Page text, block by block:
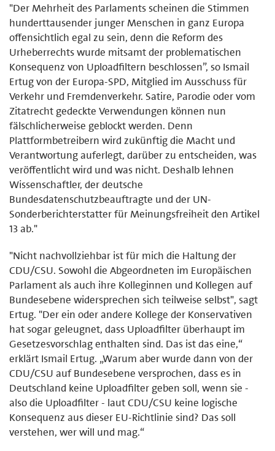
"Der Mehrheit des Parlaments scheinen die Stimmen
hunderttausender junger Menschen in ganz Europa
offensichtlich egal zu sein, denn die Reform des
Urheberrechts wurde mitsamt der problematischen
Konsequenz von Uploadfiltern beschlossen”, so Ismail
Ertug von der Europa-SPD, Mitglied im Ausschuss für
Verkehr und Fremdenverkehr. Satire, Parodie oder vom
Zitatrecht gedeckte Verwendungen können nun
fälschlicherweise geblockt werden. Denn
Plattformbetreibern wird zukünftig die Macht und
Verantwortung auferlegt, darüber zu entscheiden, was
veröffentlicht wird und was nicht. Deshalb lehnen
Wissenschaftler, der deutsche
Bundesdatenschutzbeauftragte und der UN-
Sonderberichterstatter für Meinungsfreiheit den Artikel
13 ab."
"Nicht nachvollziehbar ist für mich die Haltung der
CDU/CSU. Sowohl die Abgeordneten im Europäischen
Parlament als auch ihre Kolleginnen und Kollegen auf
Bundesebene widersprechen sich teilweise selbst", sagt
Ertug. "Der ein oder andere Kollege der Konservativen
hat sogar geleugnet, dass Uploadfilter überhaupt im
Gesetzesvorschlag enthalten sind. Das ist das eine,“
erklärt Ismail Ertug. „Warum aber wurde dann von der
CDU/CSU auf Bundesebene versprochen, dass es in
Deutschland keine Uploadfilter geben soll, wenn sie -
also die Uploadfilter - laut CDU/CSU keine logische
Konsequenz aus dieser EU-Richtlinie sind? Das soll
verstehen, wer will und mag.“